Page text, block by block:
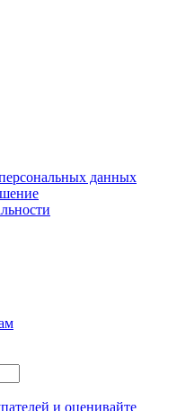
данных